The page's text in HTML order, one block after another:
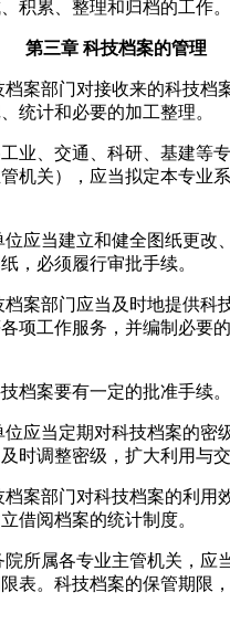
积累、整理和归档的工作。
第三章 科技档案的管理
档案部门对接收来的科技档
统计和必要的加工整理。
、交通、科研、基建等专
管机关），应当拟定本专业
位应当建立和健全图纸更改
，必须履行审批手续。
档案部门应当及时地提供科
项工作服务，并编制必要
案要有一定的批准手续。
位应当定期对科技档案的密
时调整密级，扩大利用与交
档案部门对科技档案的利用
借阅档案的统计制度。
院所属各专业主管机关，应
表。科技档案的保管期限